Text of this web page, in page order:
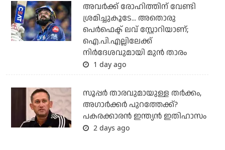
അവർക്ക് രോഹിത്തിന് വേണ്ടി
ശ്രമിച്ചുകൂടേ... അതൊരു
പെർഫെക്ട് ലവ് സ്റ്റോറിയാണ്;
ഐ.പി.എല്ലിലേക്ക്
നിർദേശവുമായി മുൻ താരം
1 day ago
സൂപ്പര്‍ താരവുമായുള്ള തര്‍ക്കം,
അഗാര്‍ക്കര്‍ പുറത്തേക്ക്?
പകരക്കാരന്‍ ഇന്ത്യന്‍ ഇതിഹാസം
2 days ago